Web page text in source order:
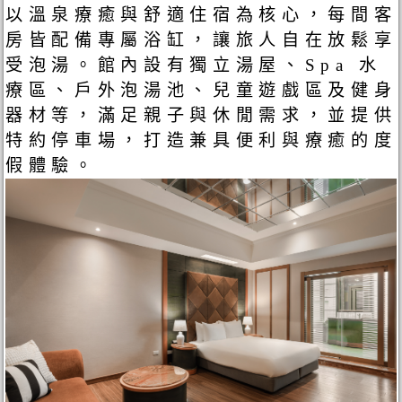
以溫泉療癒與舒適住宿為核心，每間客
房皆配備專屬浴缸，讓旅人自在放鬆享
受泡湯。館內設有獨立湯屋、Spa 水
療區、戶外泡湯池、兒童遊戲區及健身
器材等，滿足親子與休閒需求，並提供
特約停車場，打造兼具便利與療癒的度
假體驗。